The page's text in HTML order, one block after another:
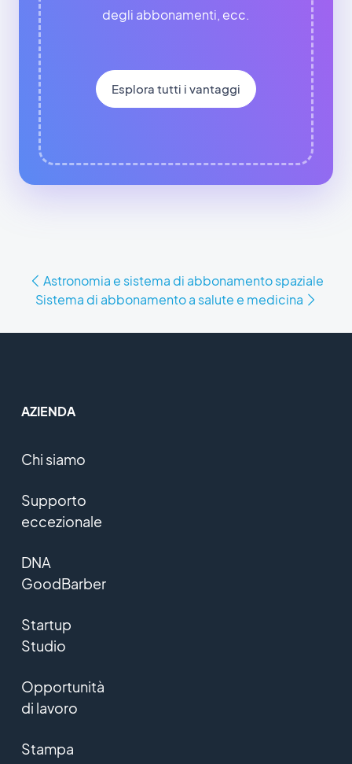
degli abbonamenti, ecc.
Esplora tutti i vantaggi
Astronomia e sistema di abbonamento spaziale
Sistema di abbonamento a salute e medicina
AZIENDA
Chi siamo
Supporto
eccezionale
DNA
GoodBarber
Startup
Studio
Opportunità
di lavoro
Stampa